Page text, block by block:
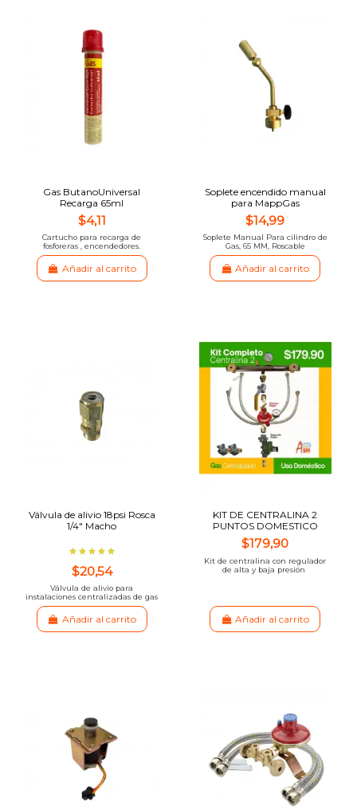
Gas ButanoUniversal
Recarga 65ml
$4,11
Cartucho para recarga de
fosforeras , encendedores.
Añadir al carrito
Soplete encendido manual
para MappGas
$14,99
Soplete Manual Para cilindro de
Gas, 65 MM, Roscable
Añadir al carrito
Válvula de alivio 18psi Rosca
1/4" Macho
$20,54
Válvula de alivio para
instalaciones centralizadas de gas
Añadir al carrito
KIT DE CENTRALINA 2
PUNTOS DOMESTICO
$179,90
Kit de centralina con regulador
de alta y baja presión
Añadir al carrito